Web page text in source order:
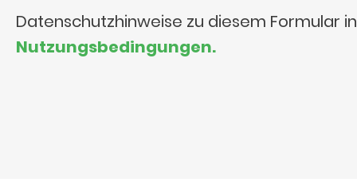
Datenschutzhinweise zu diesem Formular
Nutzungsbedingungen.